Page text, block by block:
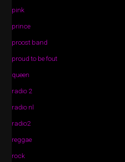
pink
prince
proost band
proud to be fout
queen
radio 2
radio nl
radio2
reggae
rock